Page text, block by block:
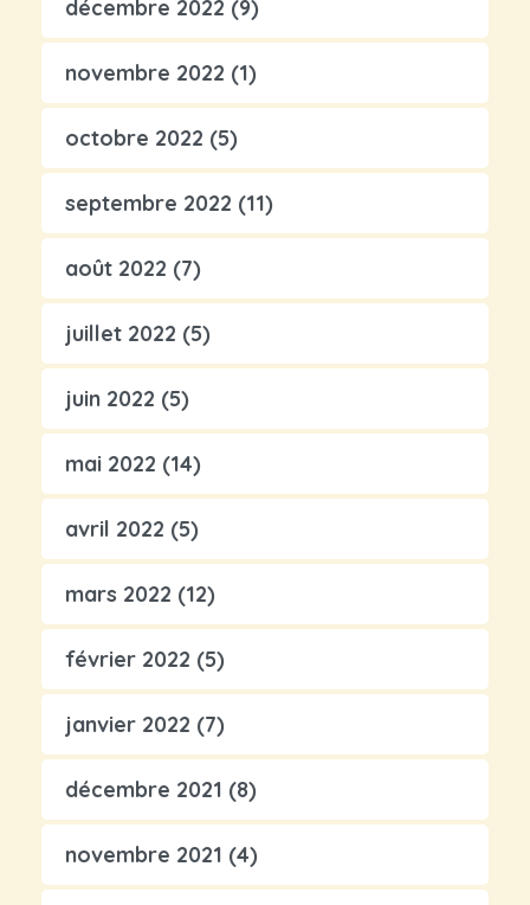
décembre 2022 (9)
novembre 2022 (1)
octobre 2022 (5)
septembre 2022 (11)
août 2022 (7)
juillet 2022 (5)
juin 2022 (5)
mai 2022 (14)
avril 2022 (5)
mars 2022 (12)
février 2022 (5)
janvier 2022 (7)
décembre 2021 (8)
novembre 2021 (4)